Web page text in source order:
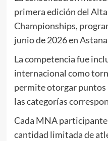
primera edición del
Championships,
junio de 2026 en
La competencia fue
internacional como
permite otorgar puntos
las categorías
Cada MNA
cantidad limitada de